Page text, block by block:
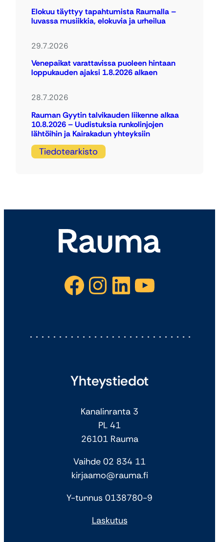
Elokuu täyttyy tapahtumista Raumalla –
luvassa musiikkia, elokuvia ja urheilua
29.7.2026
Venepaikat varattavissa puoleen hintaan
loppukauden ajaksi 1.8.2026 alkaen
28.7.2026
Rauman Gyytin talvikauden liikenne alkaa
10.8.2026 – Uudistuksia runkolinjojen
lähtöihin ja Kairakadun yhteyksiin
Tiedotearkisto
Facebook Instagram LinkedIn YouTube
Yhteystiedot
Kanalinranta 3
PL 41
26101 Rauma
Vaihde 02 834 11
kirjaamo@rauma.fi
Y-tunnus 0138780-9
Laskutus